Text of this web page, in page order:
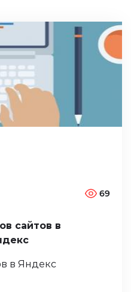
69
сайтов в
в Яндекс